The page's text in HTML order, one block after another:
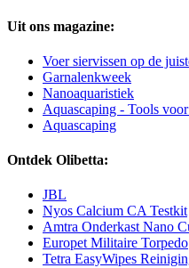
Uit ons magazine:
Voer siervissen op de
Garnalenkweek
Nanoaquaristiek
Aquascaping - Tools
Aquascaping
Ontdek Olibetta:
JBL
Nyos Calcium CA Testkit
Amtra Onderkast Nano
Europet Militaire Torpedo
Tetra EasyWipes